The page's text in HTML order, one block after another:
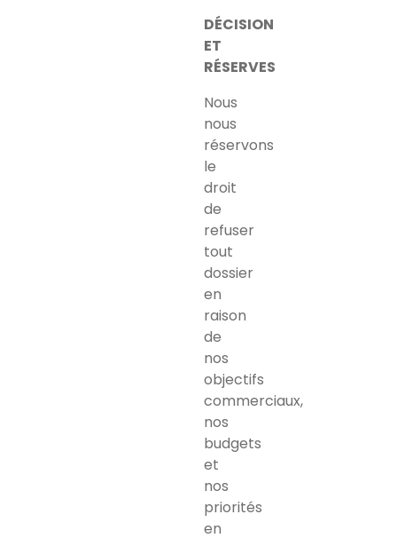
DÉCISION
ET
RÉSERVES
Nous
nous
réservons
le
droit
de
refuser
tout
dossier
en
raison
de
nos
objectifs
commerciaux,
nos
budgets
et
nos
priorités
en